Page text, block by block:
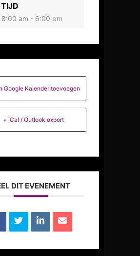
TIJD
8:00 am - 6:00 pm
Google Kalender toevoegen
+ iCal / Outlook export
DIT EVENEMENT